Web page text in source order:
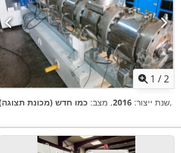
1 /2
שנת ייצור: 2016, מצב: כמו חדש (מכונת ,